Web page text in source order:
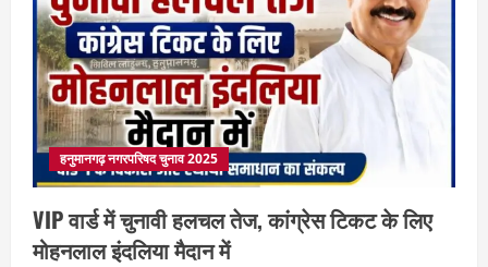
हनुमानगढ़ नगरपरिषद चुनाव 2025
VIP वार्ड में चुनावी हलचल तेज, कांग्रेस टिकट के लिए
मोहनलाल इंदलिया मैदान में